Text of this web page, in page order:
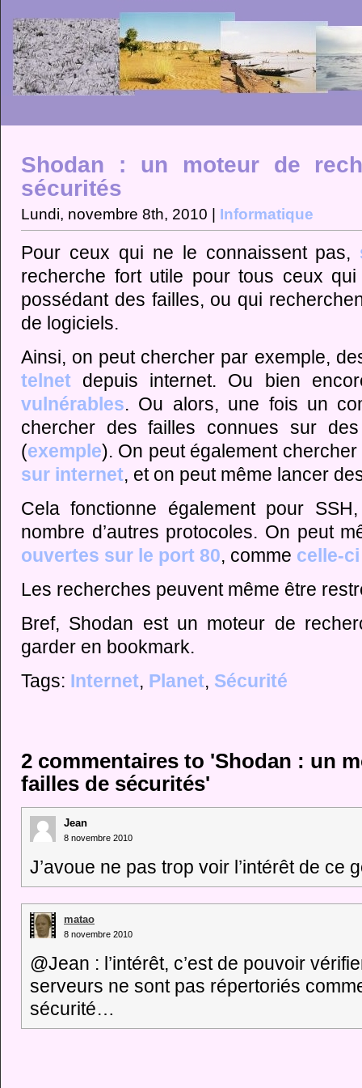
Shodan : un moteur de
sécurités
Lundi, novembre 8th, 2010 | Informatique
Pour ceux qui ne le connaissent pas,
recherche fort utile pour tous ceux
possédant des failles, ou qui
de logiciels.
Ainsi, on peut chercher par exemple,
telnet depuis internet. Ou bien
vulnérables. Ou alors, une fois un
chercher des failles connues sur
(exemple). On peut également chercher
sur internet, et on peut même lancer
Cela fonctionne également pour
nombre d’autres protocoles. On peut
ouvertes sur le port 80, comme celle-ci
Les recherches peuvent même être
Bref, Shodan est un moteur de
garder en bookmark.
Tags: Internet, Planet, Sécurité
2 commentaires to 'Shodan : un
failles de sécurités'
Jean
8 novembre 2010
J’avoue ne pas trop voir l’intérêt de ce
matao
8 novembre 2010
@Jean : l’intérêt, c’est de pouvoir
serveurs ne sont pas répertoriés
sécurité…